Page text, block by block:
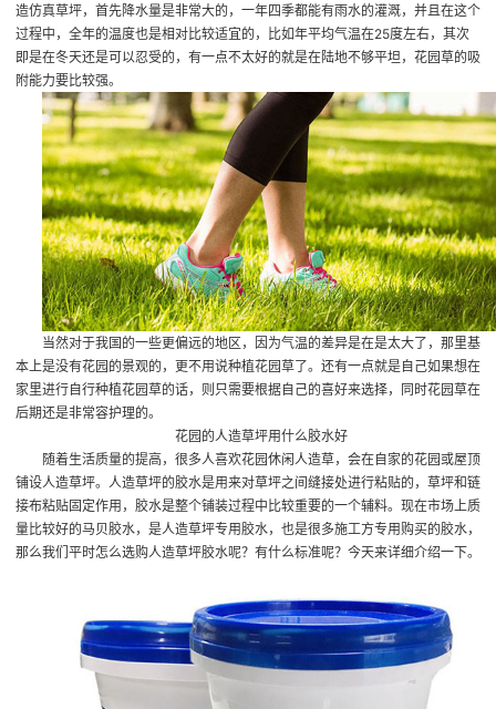
造仿真草坪，首先降水量是非常大的，一年四季都能有雨水的灌溉，并且在这个
过程中，全年的温度也是相对比较适宜的，比如年平均气温在25度左右，其次
即是在冬天还是可以忍受的，有一点不太好的就是在陆地不够平坦，花园草的吸
附能力要比较强。
当然对于我国的一些更偏远的地区，因为气温的差异是在是太大了，那里基
本上是没有花园的景观的，更不用说种植花园草了。还有一点就是自己如果想在
家里进行自行种植花园草的话，则只需要根据自己的喜好来选择，同时花园草在
后期还是非常容护理的。
花园的人造草坪用什么胶水好
随着生活质量的提高，很多人喜欢花园休闲人造草，会在自家的花园或屋顶
铺设人造草坪。人造草坪的胶水是用来对草坪之间缝接处进行粘贴的，草坪和链
接布粘贴固定作用，胶水是整个铺装过程中比较重要的一个辅料。现在市场上质
量比较好的马贝胶水，是人造草坪专用胶水，也是很多施工方专用购买的胶水，
那么我们平时怎么选购人造草坪胶水呢？有什么标准呢？今天来详细介绍一下。